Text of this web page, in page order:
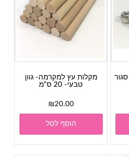
מקלות עץ למקרמה- גוון
טבעי- 20 ס"מ
₪20.00
הוסף לסל